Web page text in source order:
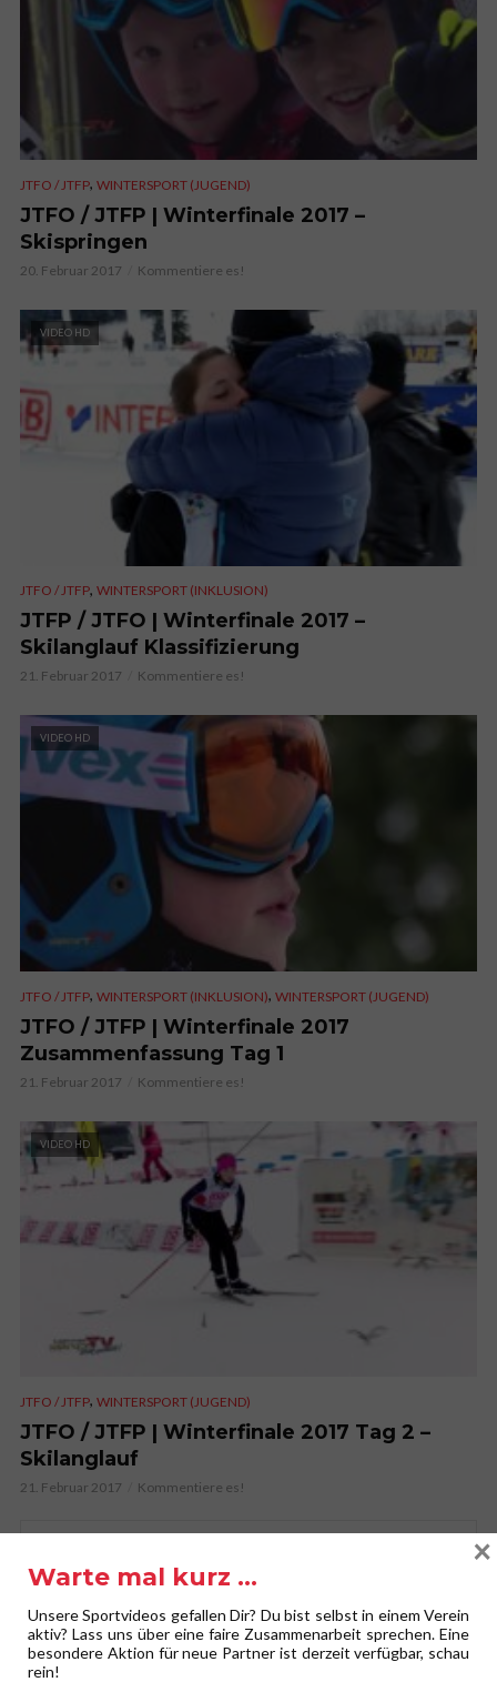
JTFO / JTFP, WINTERSPORT (JUGEND)
JTFO / JTFP | Winterfinale 2017 –
Skispringen
20. Februar 2017 Kommentiere es!
VIDEO HD
JTFO / JTFP, WINTERSPORT (INKLUSION)
JTFP / JTFO | Winterfinale 2017 –
Skilanglauf Klassifizierung
21. Februar 2017 Kommentiere es!
VIDEO HD
JTFO / JTFP, WINTERSPORT (INKLUSION), WINTERSPORT (JUGEND)
JTFO / JTFP | Winterfinale 2017
Zusammenfassung Tag 1
21. Februar 2017 Kommentiere es!
VIDEO HD
JTFO / JTFP, WINTERSPORT (JUGEND)
JTFO / JTFP | Winterfinale 2017 Tag 2 –
Skilanglauf
21. Februar 2017 Kommentiere es!
Deine E-Mail-Adresse wird nicht veröffentlicht.
Felder sind mit*markiert
Kommentar*
Warte mal kurz …
Unsere Sportvideos gefallen Dir? Du bist selbst in einem Verein
aktiv? Lass uns über eine faire Zusammenarbeit sprechen. Eine
besondere Aktion für neue Partner ist derzeit verfügbar, schau
rein!
×